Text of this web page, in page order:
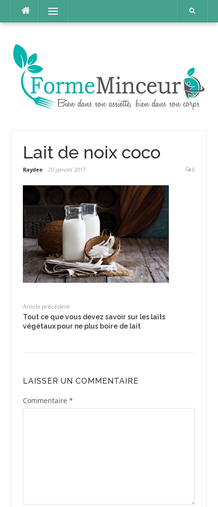
contenu
Menu
Lait de noix coco
Raydee 20 janvier 2017 0
Article précédent
Tout ce que vous devez savoir sur les laits
végétaux pour ne plus boire de lait
LAISSER UN COMMENTAIRE
Commentaire *